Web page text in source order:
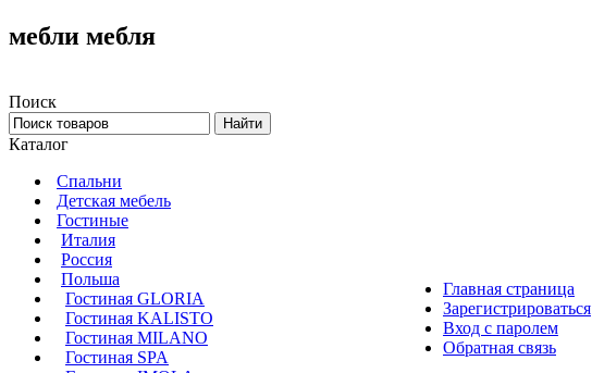
мебли мебля
Поиск
Каталог
Спальни
Детская мебель
Гостиные
Италия
Россия
Польша
Гостиная GLORIA
Гостиная KALISTO
Гостиная MILANO
Гостиная SPA
Главная страница
Зарегистрироваться
Вход с паролем
Обратная связь